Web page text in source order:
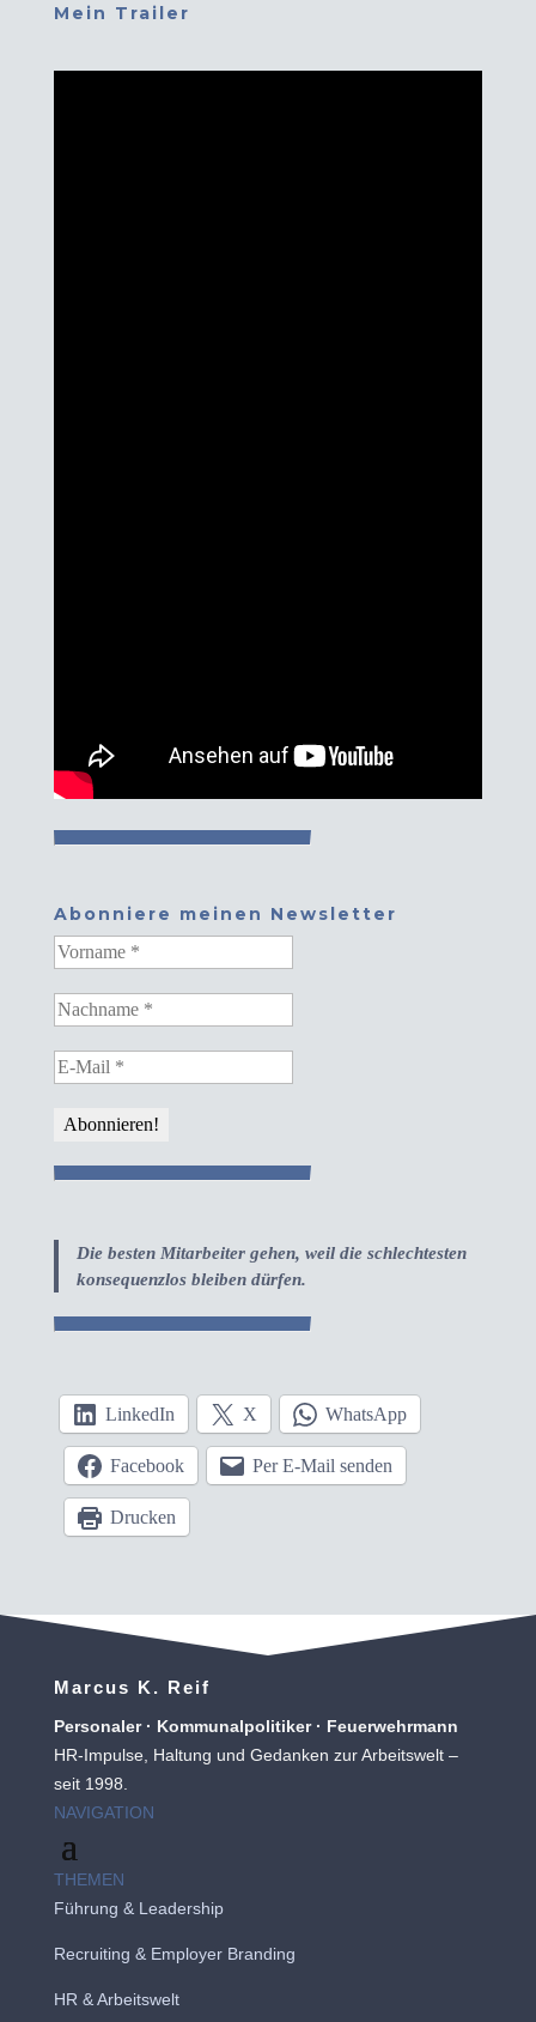
Mein Trailer
Abonniere meinen Newsletter
Die besten Mitarbeiter gehen, weil die schlechtesten
konsequenzlos bleiben dürfen.
LinkedIn X WhatsApp
Facebook Per E-Mail senden
Drucken
Marcus K. Reif
Personaler · Kommunalpolitiker · Feuerwehrmann
HR-Impulse, Haltung und Gedanken zur Arbeitswelt –
seit 1998.
NAVIGATION
THEMEN
Führung & Leadership
Recruiting & Employer Branding
HR & Arbeitswelt